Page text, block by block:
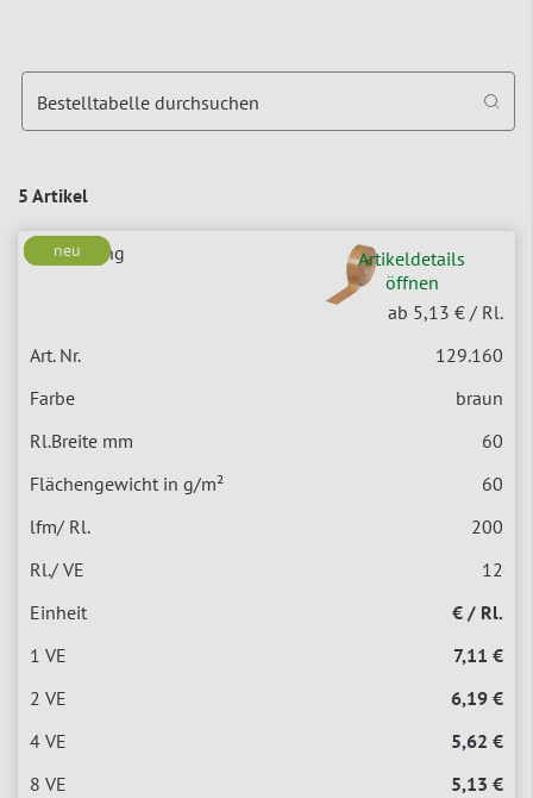
5 Artikel
Bestelltabelle durchsuchen
neu
Artikeldetails
öffnen
ab 5,13 € / Rl.
129.160
braun
60
60
200
12
€ / Rl.
7,11 €
6,19 €
5,62 €
5,13 €
neu
neu